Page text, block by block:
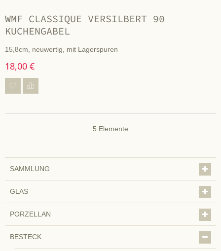
WMF CLASSIQUE VERSILBERT 90
KUCHENGABEL
15,8cm, neuwertig, mit Lagerspuren
18,00 €
5 Elemente
SAMMLUNG
GLAS
PORZELLAN
BESTECK